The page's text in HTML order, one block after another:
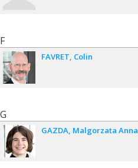
F
FAVRET Colin
G
GAZDA Malgorzata Anna